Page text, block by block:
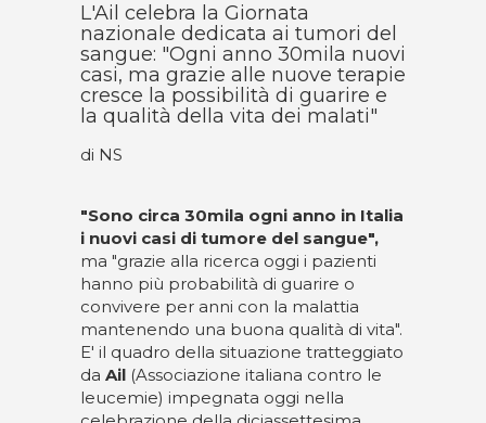
L'Ail celebra la Giornata
nazionale dedicata ai tumori del
sangue: "Ogni anno 30mila nuovi
casi, ma grazie alle nuove terapie
cresce la possibilità di guarire e
la qualità della vita dei malati"
di NS
"Sono circa 30mila ogni anno in Italia
i nuovi casi di tumore del sangue",
ma "grazie alla ricerca oggi i pazienti
hanno più probabilità di guarire o
convivere per anni con la malattia
mantenendo una buona qualità di vita".
E' il quadro della situazione tratteggiato
da Ail (Associazione italiana contro le
leucemie) impegnata oggi nella